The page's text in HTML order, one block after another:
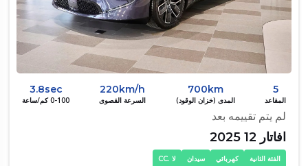
5
المقاعد
700km
المدى (خزان الوقود)
220km/h
السرعة القصوى
3.8sec
0-100 كم/ساعة
لم يتم تقييمه بعد
افاتار 12 2025
الفئة الثانية كهربائي سيدان لا .CC